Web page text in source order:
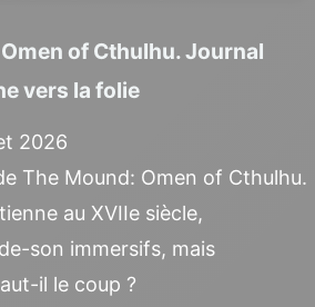
of Cthulhu. Journal
vers la folie
2026
The Mound: Omen of Cthulhu.
au XVIIe siècle,
son immersifs, mais
il le coup ?